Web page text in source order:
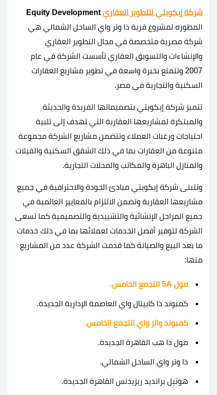
شركة إيكويتي للتطوير العقاري
المطوره لمشروع قرية ذا وتر واي الساحل الشمالي هي
شركة مصرية متخصصة في مجال التطوير العقاري
والإنشاءات والتسويق العقاري تأسست الشركة في عام
2007 وتتمتع بخبرة واسعة في تطوير مشاريع العقارات
السكنية والتجارية في مصر.
تتميز شركة إيكويتي بتصميماتها الفريدة والحديثة
والمبتكرة لمشاريعها العقارية التي تهدف إلى تلبية
احتياجات ورغبات العملاء وتتضمن مشاريع الشركة مجموعة
متنوعة من العقارات بما في ذلك الشقق السكنية والفيلات
والمنازل الباهرة والمكاتب والمحلات التجارية.
وتتبنى شركة إيكويتي مبادئ الجودة والاحترافية في جميع
مشاريعها العقارية وتضمن الالتزام بالمعايير العالمية في
جميع المراحل الإنشائية والتشييدية والتصميمية كما تسعى
الشركة لتوفير أفضل الخدمات لعملائها بما في ذلك خدمات
ما بعد البيع والصيانة كما قدمت الشركة عدد من المشاريع
منها:
مول 5A التجمع الخامس.
كمبوند ذا كابيتال واي العاصمة الإدارية الجديدة.
كمبوند واتر واي التجمع الخامس.
مول ذا هب القاهرة الجديدة.
ذا وتر واي الساحل الشمالي.
هوتيل برانديد ريزيدنس القاهرة الجديدة.